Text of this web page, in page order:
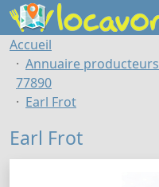
Accueil
Annuaire
77890
Earl Frot
Earl Frot